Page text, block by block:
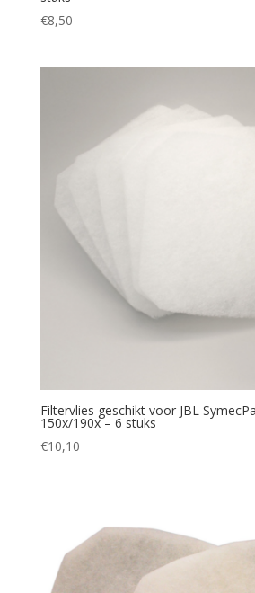
€8,50
Filtervlies geschikt voor JBL
150x/190x – 6 stuks
€10,10